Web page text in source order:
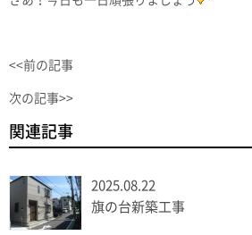
<<前の記事
次の記事>>
関連記事
2025.08.22
旗の台新築工事